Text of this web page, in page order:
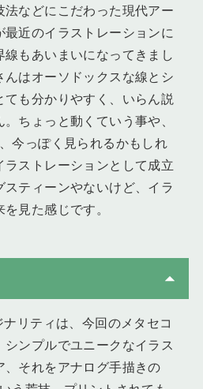
などにこだわった現代アー
最近のイラストレーションに
もあいまいになってきまし
はオーソドックスな線とシ
ても分かりやすく、いらん説
ちょっと動くていう事や、
今っぽく見られるかもしれ
ラストレーションとして成立
スティーンやないけど、イラ
見た感じです。
リティは、今回のメタセコ
ンプルでユニークなイラス
、それをアナログ手描きの